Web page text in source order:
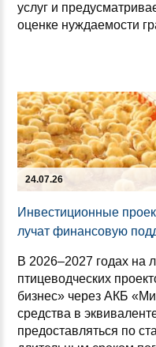
услуг и
оценке нуждаемости
24.07.26
Ин­вес­ти­ци­он­ные
лу­чат фи­нан­со­вую
В 2026–2027 годах на
птицеводческих
бизнес» через АКБ
средства в
предоставляться по